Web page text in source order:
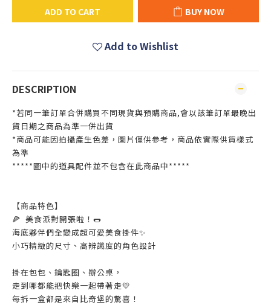
ADD TO CART BUY NOW
Add to Wishlist
DESCRIPTION
*若同一筆訂單合併購買不同現貨與預購商品,會以該筆訂單最晚出
貨日期之商品為準一併出貨
*商品可能因拍攝產生色差，圖片僅供參考，商品依實際供貨樣式
為準
*****圖中的道具配件並不包含在此商品中*****
【商品特色】
🍕 美食派對開張啦！🌭
海底夥伴們全變成超可愛美食掛件✨
小巧精緻的尺寸、高辨識度的角色設計
掛在包包、鑰匙圈、辦公桌，
走到哪都能把快樂一起帶著走💛
每拆一盒都是來自比奇堡的驚喜！